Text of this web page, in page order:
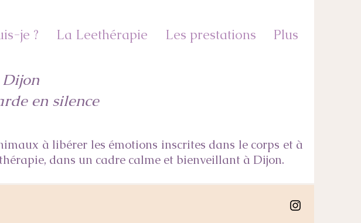
en silence
je ? La Leethérapie Les prestations Plus
à libérer les émotions inscrites dans le corps et à
dans un cadre calme et bienveillant à Dijon.